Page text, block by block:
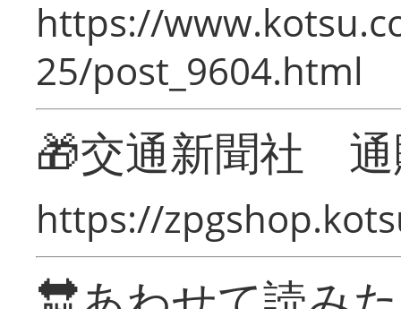
https://
25/post_9604.html
🎁交通新聞社
https://